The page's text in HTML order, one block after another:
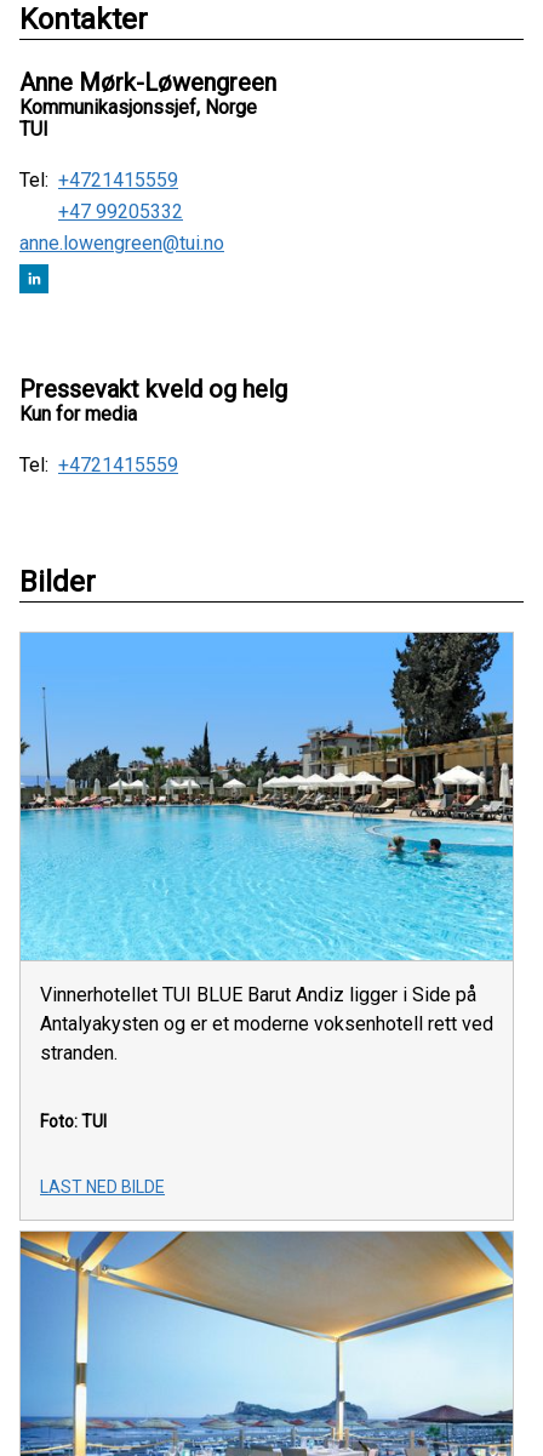
Kontakter
Anne Mørk-Løwengreen
Kommunikasjonssjef, Norge
TUI
Tel: +4721415559
+47 99205332
anne.lowengreen@tui.no
Pressevakt kveld og helg
Kun for media
Tel: +4721415559
Bilder
Vinnerhotellet TUI BLUE Barut Andiz ligger i Side på
Antalyakysten og er et moderne voksenhotell rett ved
stranden.
Foto: TUI
LAST NED BILDE